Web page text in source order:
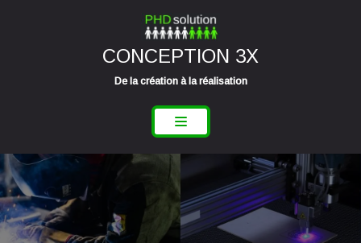
CONCEPTION 3X
De la création à la réalisation